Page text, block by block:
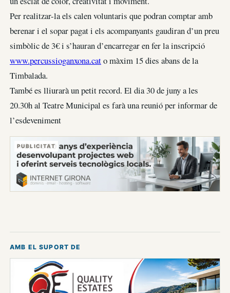
Per realitzar-la els calen voluntaris que podran comptar amb
berenar i el sopar pagat i els acompanyants gaudiran d’un preu
simbòlic de 3€ i s’hauran d’encarregar en fer la inscripció
www.percussioganxona.cato màxim 15 dies abans de la
Timbalada.
També es lliurarà un petit record. El dia 30 de juny a les
20.30h al Teatre Municipal es farà una reunió per informar de
l’esdeveniment
PUBLICITAT
AMB EL SUPORT DE